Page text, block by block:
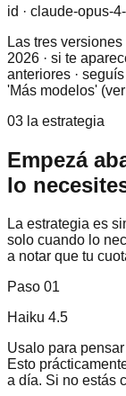
id · claude-opus-
Las tres
2026 · si te
anteriores ·
'Más modelos'
03 la estrategia
Empezá
lo
La estrategia es
solo cuando lo
a notar que tu
Paso 01
Haiku 4.5
Usalo para
Esto
a día. Si no estás